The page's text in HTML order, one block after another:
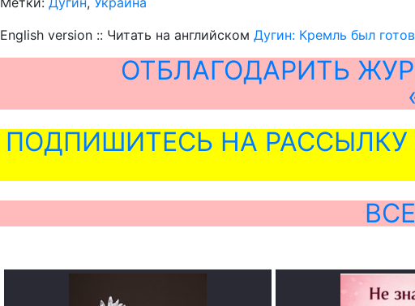
English version :: Читать на английском Дугин: Кремль был
ОТБЛАГОДАРИТЬ
ПОДПИШИТЕСЬ НА